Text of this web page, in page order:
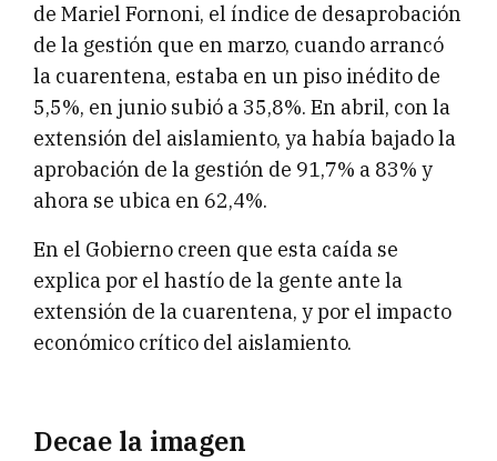
de Mariel Fornoni, el índice de desaprobación
de la gestión que en marzo, cuando arrancó
la cuarentena, estaba en un piso inédito de
5,5%, en junio subió a 35,8%. En abril, con la
extensión del aislamiento, ya había bajado la
aprobación de la gestión de 91,7% a 83% y
ahora se ubica en 62,4%.
En el Gobierno creen que esta caída se
explica por el hastío de la gente ante la
extensión de la cuarentena, y por el impacto
económico crítico del aislamiento.
Decae la imagen